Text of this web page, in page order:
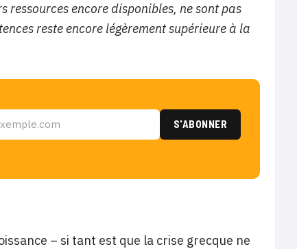
ressources encore disponibles, ne sont pas
reste encore légèrement supérieure à la
– si tant est que la crise grecque ne